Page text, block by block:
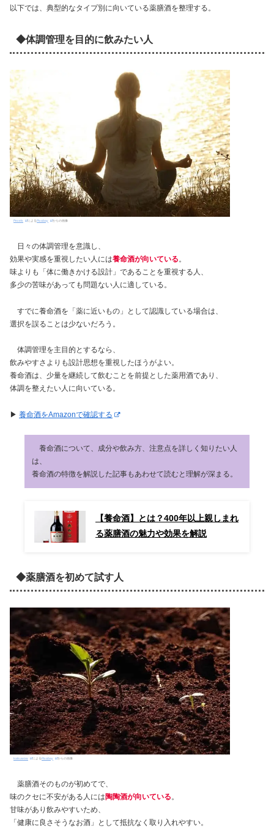
以下では、典型的なタイプ別に向いている薬膳酒を整理する。
◆体調管理を目的に飲みたい人
Pexels によるPixabay からの画像
日々の体調管理を意識し、
効果や実感を重視したい人には養命酒が向いている。
味よりも「体に働きかける設計」であることを重視する人、
多少の苦味があっても問題ない人に適している。
すでに養命酒を「薬に近いもの」として認識している場合は、
選択を誤ることは少ないだろう。
体調管理を主目的とするなら、
飲みやすさよりも設計思想を重視したほうがよい。
養命酒は、少量を継続して飲むことを前提とした薬用酒であり、
体調を整えたい人に向いている。
▶︎ 養命酒をAmazonで確認する
養命酒について、成分や飲み方、注意点を詳しく知りたい人
は、
養命酒の特徴を解説した記事もあわせて読むと理解が深まる。
【養命酒】とは？400年以上親しまれ
る薬膳酒の魅力や効果を解説
◆薬膳酒を初めて試す人
katsuwow によるPixabay からの画像
薬膳酒そのものが初めてで、
味のクセに不安がある人には 陶陶酒が向いている。
甘味があり飲みやすいため、
「健康に良さそうなお酒」として抵抗なく取り入れやすい。